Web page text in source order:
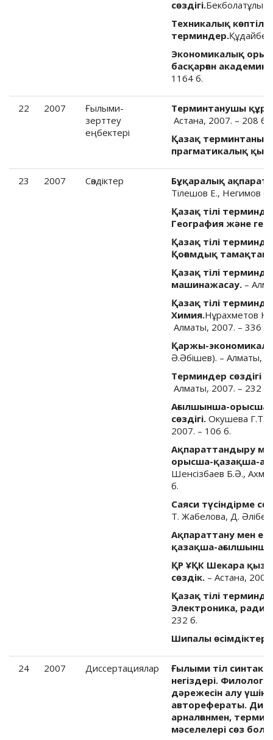
сөздігі.Бекболатұлы
Техникалық
терминдер.
Экономикалық
басқарған
1164 б.
22 2007
Ғылыми-
зерттеу
еңбектері
Терминтанушы
Астана, 2007. – 208 б.
Қазақ
прагматикалық
23 2007 Cөздіктер
Бұқаралық ақпарат
Тілешов Е., Негимов
Қазақ тілі
География және
Қазақ тілі
Қоғамдық
Қазақ тілі
машинажасау. –
Қазақ тілі
Химия.Нұрахметов
Алматы, 2007. – 336 б.
Қаржы-
Ә.Әбішев). – Алматы,
Терминдер сөздігі
Алматы, 2007. – 232 б.
Ағылшынша-орысша-
сөздігі. Окушева Г.Т.,
2007. – 106 б.
Ақпараттандыру
орысша-қазақша-
Шенсізбаев Б.Ә.,
б.
Саяси түсіндірме
Т. Жабелова, Д.
Ақпараттану мен
қазақша-ағылшынша
ҚР ҰҚК Шекара
сөздік. – Астана,
Қазақ тілі
Электроника,
232 б.
Шипалы өсімдіктер
24 2007 Диссертациялар
Ғылыми тіл
негіздері.
дәрежесін алу үшін
авторефераты.
арналғанмен,
мәселелері сөз